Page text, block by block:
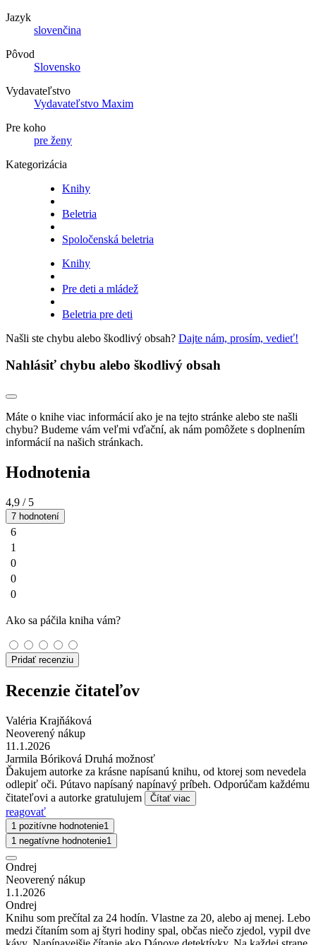
Jazyk
slovenčina
Pôvod
Slovensko
Vydavateľstvo
Vydavateľstvo Maxim
Pre koho
pre ženy
Kategorizácia
Knihy
Beletria
Spoločenská beletria
Knihy
Pre deti a mládež
Beletria pre deti
Našli ste chybu alebo škodlivý obsah? Dajte nám, prosím, vedieť!
Nahlásiť chybu alebo škodlivý obsah
Máte o knihe viac informácií ako je na tejto stránke alebo ste našli
chybu? Budeme vám veľmi vďační, ak nám pomôžete s doplnením
informácií na našich stránkach.
Hodnotenia
4,9 / 5
7 hodnotení
6
1
0
0
0
Ako sa páčila kniha vám?
Pridať recenziu
Recenzie čitateľov
Valéria Krajňáková
Neoverený nákup
11.1.2026
Jarmila Bóriková Druhá možnosť
Ďakujem autorke za krásne napísanú knihu, od ktorej som nevedela
odlepiť oči. Pútavo napísaný napínavý príbeh. Odporúčam každému
čitateľovi a autorke gratulujem
Čítať viac
reagovať
1 pozitívne hodnotenie1
1 negatívne hodnotenie1
Ondrej
Neoverený nákup
1.1.2026
Ondrej
Knihu som prečítal za 24 hodín. Vlastne za 20, alebo aj menej. Lebo
medzi čítaním som aj štyri hodiny spal, občas niečo zjedol, vypil dve